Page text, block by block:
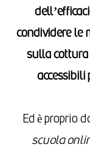
condividere le
sulla cottura
accessibili
Ed è proprio
scuola